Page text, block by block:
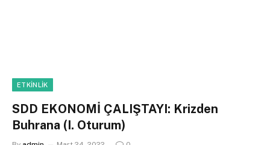
ETKINLIK
SDD EKONOMİ ÇALIŞTAYI: Krizden
Buhrana (I. Oturum)